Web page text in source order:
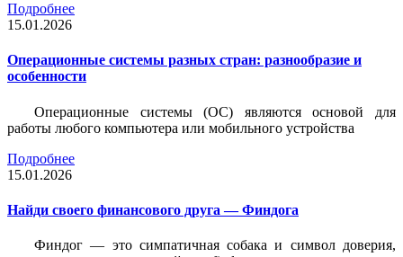
Подробнее
15.01.2026
Операционные системы разных стран: разнообразие и
особенности
Операционные системы (ОС) являются основой для
работы любого компьютера или мобильного устройства
Подробнее
15.01.2026
Найди своего финансового друга — Финдога
Финдог — это симпатичная собака и символ доверия,